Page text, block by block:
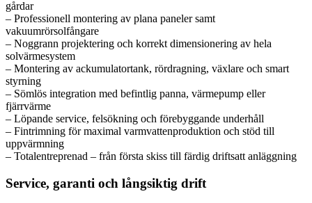
gårdar
– Professionell montering av plana paneler samt
vakuumrörsolfångare
– Noggrann projektering och korrekt dimensionering av hela
solvärmesystem
– Montering av ackumulatortank, rördragning, växlare och smart
styrning
– Sömlös integration med befintlig panna, värmepump eller
fjärrvärme
– Löpande service, felsökning och förebyggande underhåll
– Fintrimning för maximal varmvattenproduktion och stöd till
uppvärmning
– Totalentreprenad – från första skiss till färdig driftsatt anläggning
Service, garanti och långsiktig drift